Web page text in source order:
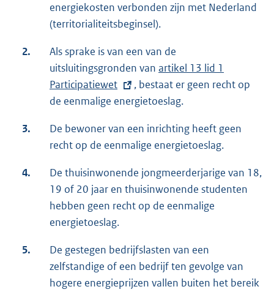
e
r
e
l
i
n
energiekosten verbonden zijn met Nederland
(territorialiteitsbeginsel).
2.
Als sprake is van een van de
uitsluitingsgronden van E
x
t
r
n
:
artikel 13 lid 1
Participatiewet
, bestaat er geen recht op
de eenmalige energietoeslag.
3.
De bewoner van een inrichting heeft geen
recht op de eenmalige energietoeslag.
4.
De thuisinwonende jongmeerderjarige van 18,
19 of 20 jaar en thuisinwonende studenten
hebben geen recht op de eenmalige
energietoeslag.
5.
De gestegen bedrijfslasten van een
zelfstandige of een bedrijf ten gevolge van
hogere energieprijzen vallen buiten het bereik